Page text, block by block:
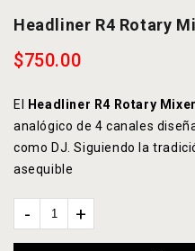
Headliner R4 Rotary
$750.00
El Headliner R4 Rotary Mixer
analógico de 4 canales
como DJ. Siguiendo la
asequible